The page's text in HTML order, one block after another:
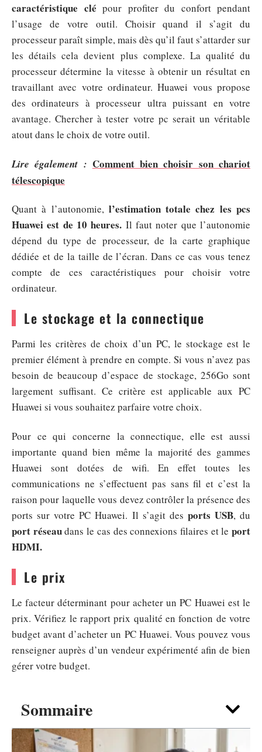
Sommaire
caractéristique clé pour profiter du confort pendant
l’usage de votre outil. Choisir quand il s’agit du
processeur paraît simple, mais dès qu’il faut s’attarder sur
les détails cela devient plus complexe. La qualité du
processeur détermine la vitesse à obtenir un résultat en
travaillant avec votre ordinateur. Huawei vous propose
des ordinateurs à processeur ultra puissant en votre
avantage. Chercher à tester votre pc serait un véritable
atout dans le choix de votre outil.
Lire également : Comment bien choisir son chariot
télescopique
Quant à l’autonomie, l’estimation totale chez les pcs
Huawei est de 10 heures. Il faut noter que l’autonomie
dépend du type de processeur, de la carte graphique
dédiée et de la taille de l’écran. Dans ce cas vous tenez
compte de ces caractéristiques pour choisir votre
ordinateur.
Le stockage et la connectique
Parmi les critères de choix d’un PC, le stockage est le
premier élément à prendre en compte. Si vous n’avez pas
besoin de beaucoup d’espace de stockage, 256Go sont
largement suffisant. Ce critère est applicable aux PC
Huawei si vous souhaitez parfaire votre choix.
Pour ce qui concerne la connectique, elle est aussi
importante quand bien même la majorité des gammes
Huawei sont dotées de wifi. En effet toutes les
communications ne s’effectuent pas sans fil et c’est la
raison pour laquelle vous devez contrôler la présence des
ports sur votre PC Huawei. Il s’agit des ports USB, du
port réseaudans le cas des connexions filaires et leport
HDMI.
Le prix
Le facteur déterminant pour acheter un PC Huawei est le
prix. Vérifiez le rapport prix qualité en fonction de votre
budget avant d’acheter un PC Huawei. Vous pouvez vous
renseigner auprès d’un vendeur expérimenté afin de bien
gérer votre budget.